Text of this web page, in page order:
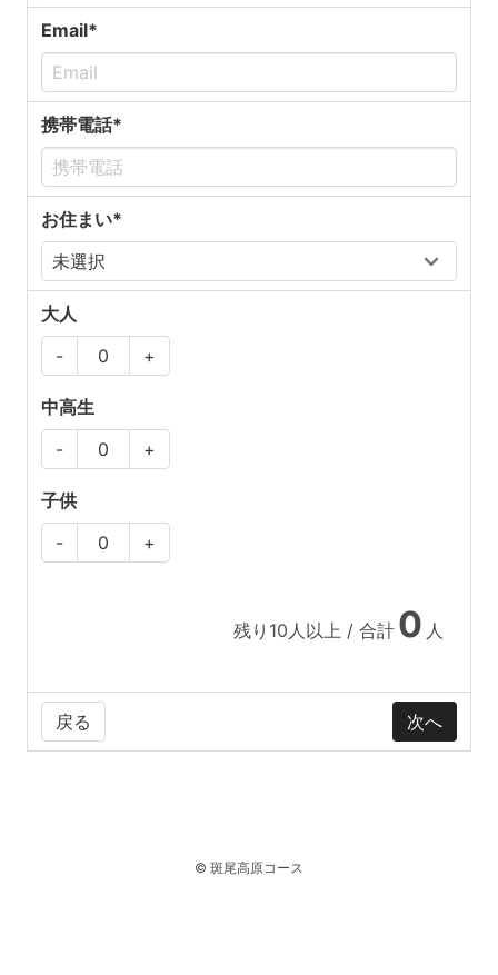
Email*
携帯電話*
お住まい*
大人
-
+
中高生
-
+
子供
-
+
残り 10人以上 / 合計 0 人
戻る
© 斑尾高原コース